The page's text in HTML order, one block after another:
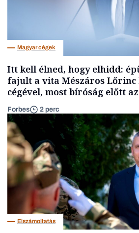
Magyar cégek
Itt kell élned, hogy elhidd:
fajult a vita Mészáros Lőrinc
cégével, most bíróság előtt
Forbes 2 perc
Elszámoltatás